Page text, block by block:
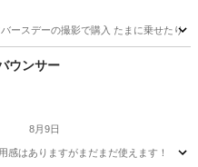
ースデーの撮影で購入 たまに乗せたり
ビー用品
ウンサー
8月9日
感はありますがまだまだ使えます！